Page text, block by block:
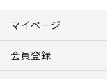
マイページ
会員登録